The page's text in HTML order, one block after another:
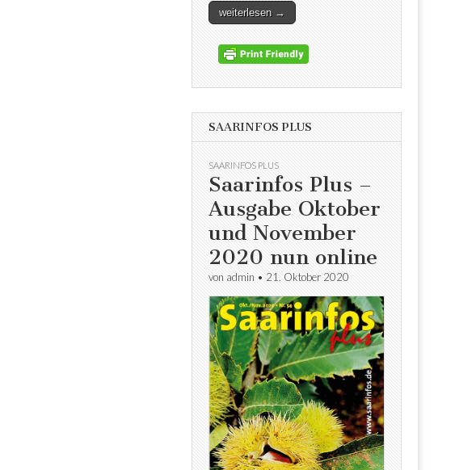
weiterlesen →
SAARINFOS PLUS
SAARINFOS PLUS
Saarinfos Plus –
Ausgabe Oktober
und November
2020 nun online
von admin • 21. Oktober 2020